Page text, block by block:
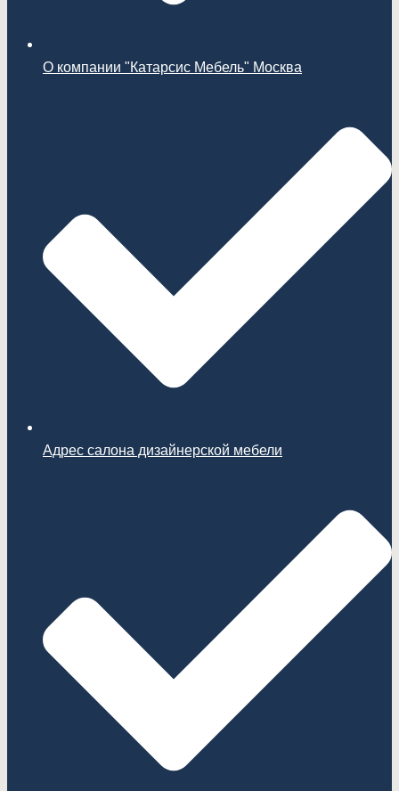
О компании "Катарсис Мебель" Москва
Адрес салона дизайнерской мебели